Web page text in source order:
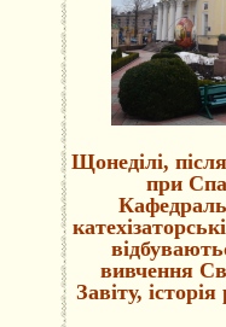
Щонеділі,
при
вивчення
Завіту,